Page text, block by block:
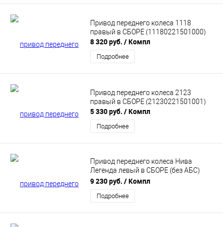
Привод переднего колеса 1118
правый в СБОРЕ (11180221501000)
8 320 руб. / Компл
Подробнее
Привод переднего колеса 2123
правый в СБОРЕ (21230221501001)
5 330 руб. / Компл
Подробнее
Привод переднего колеса Нива
Легенда левый в СБОРЕ (без АБС)
8460017146
9 230 руб. / Компл
Подробнее